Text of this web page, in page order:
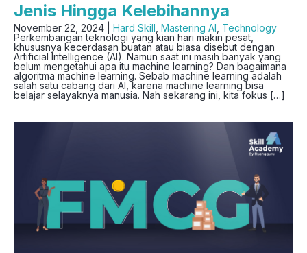
Jenis Hingga Kelebihannya
November 22, 2024 | Hard Skill Mastering AI Technology
Perkembangan teknologi yang kian hari makin pesat,
khususnya kecerdasan buatan atau biasa disebut dengan
Artificial Intelligence (AI). Namun saat ini masih banyak yang
belum mengetahui apa itu machine learning? Dan bagaimana
algoritma machine learning. Sebab machine learning adalah
salah satu cabang dari AI, karena machine learning bisa
belajar selayaknya manusia. Nah sekarang ini, kita fokus […]